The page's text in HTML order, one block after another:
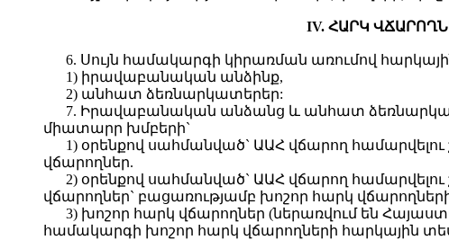
IV. ՀԱՐԿ
6. Սույն համակարգի կիրառման առումով
1) իրավաբանական անձինք,
2) անհատ ձեռնարկատերեր:
7. Իրավաբանական անձանց և անհատ
միատարր խմբերի`
1) օրենքով սահմանված` ԱԱՀ վճարող համարվելու
վճարողներ.
2) օրենքով սահմանված` ԱԱՀ վճարող համարվելու
վճարողներ` բացառությամբ խոշոր հարկ
3) խոշոր հարկ վճարողներ (ներառվում են
համակարգի խոշոր հարկ վճարողների հարկային